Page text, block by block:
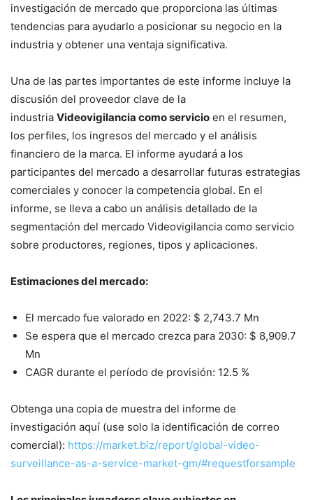
investigación de mercado que proporciona las últimas
tendencias para ayudarlo a posicionar su negocio en la
industria y obtener una ventaja significativa.
Una de las partes importantes de este informe incluye la
discusión del proveedor clave de la
industria Videovigilancia como servicio en el resumen,
los perfiles, los ingresos del mercado y el análisis
financiero de la marca. El informe ayudará a los
participantes del mercado a desarrollar futuras estrategias
comerciales y conocer la competencia global. En el
informe, se lleva a cabo un análisis detallado de la
segmentación del mercado Videovigilancia como servicio
sobre productores, regiones, tipos y aplicaciones.
Estimaciones del mercado:
El mercado fue valorado en 2022: $ 2,743.7 Mn
Se espera que el mercado crezca para 2030: $ 8,909.7
Mn
CAGR durante el período de provisión: 12.5 %
Obtenga una copia de muestra del informe de
investigación aquí (use solo la identificación de correo
comercial): https://market.biz/report/global-video-
surveillance-as-a-service-market-gm/#requestforsample